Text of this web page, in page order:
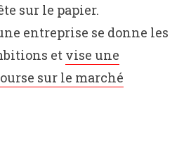
sur le papier.
entreprise se donne les
et vise une
sur le marché